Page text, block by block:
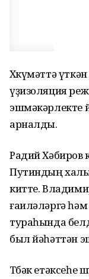
Хөкүмәттә үткән
үҙизоляция
эшмәкәрлекте
арналды.
Радий Хәбиров
Путиндың
китте.
ғаиләләргә
тураһында
был йәһәттән
Төбәк етәксеһе